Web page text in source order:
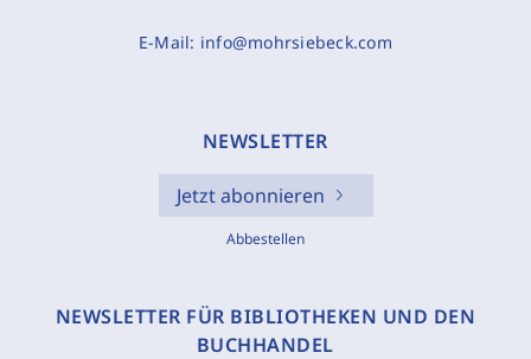
E-Mail: info@mohrsiebeck.com
NEWSLETTER
Jetzt abonnieren
Abbestellen
NEWSLETTER FÜR BIBLIOTHEKEN UND DEN
BUCHHANDEL